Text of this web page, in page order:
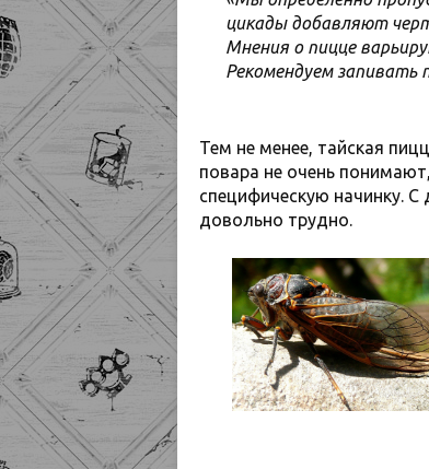
цикады добавляют
Мнения о пицце
Рекомендуем запивать
Тем не менее, тайская
повара не очень
специфическую начинку.
довольно трудно.